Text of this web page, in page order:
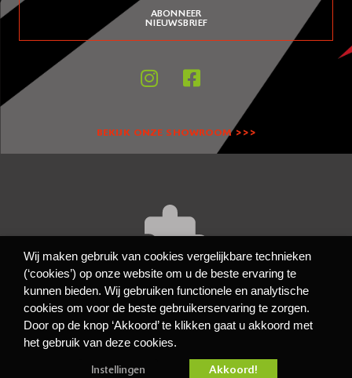
ABONNEER
NIEUWSBRIEF
BEKIJK ONZE SHOWROOM >>>
AcceptFunctioneelcookies to view the content.
Privacy- en cookiebeleid
Algemene Voorwaarden
Wij maken gebruik van cookies vergelijkbare technieken
(‘cookies’) op onze website om u de beste ervaring te
kunnen bieden. Wij gebruiken functionele en analytische
cookies om voor de beste gebruikerservaring te zorgen.
Door op de knop ‘Akkoord’ te klikken gaat u akkoord met
het gebruik van deze cookies.
Instellingen Akkoord!